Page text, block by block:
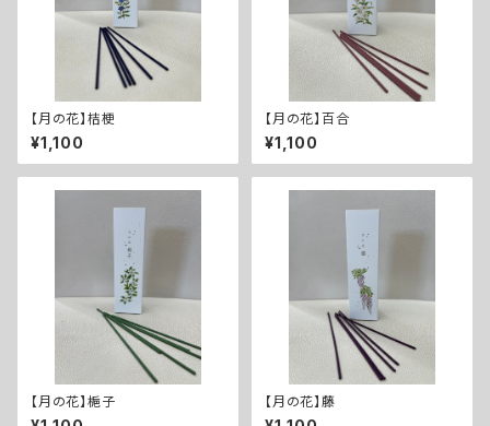
【月の花】桔梗
¥1,100
【月の花】百合
¥1,100
【月の花】梔子 【月の花】藤